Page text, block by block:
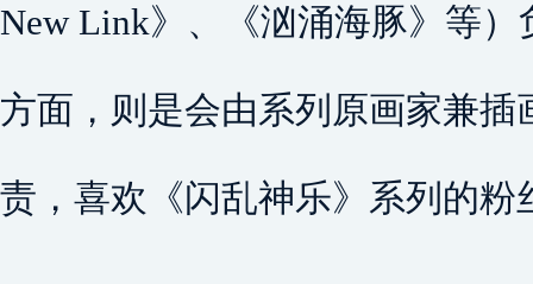
New Link》、《汹涌海豚》等
方面，则是会由系列原画家兼
责，喜欢《闪乱神乐》系列的粉